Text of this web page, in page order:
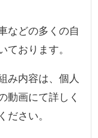
などの多くの自
ております。
み内容は、個人
動画にて詳しく
ださい。